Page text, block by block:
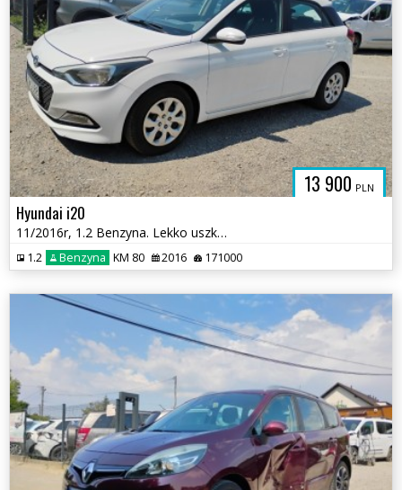
13 900 PLN
Hyundai i20
11/2016r, 1.2 Benzyna. Lekko uszkodzony prawy bok. Jeździ.
1.2 Benzyna KM 80 2016 171000